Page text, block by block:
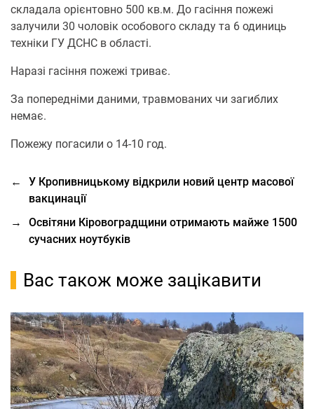
складала орієнтовно 500 кв.м. До гасіння пожежі
залучили 30 чоловік особового складу та 6 одиниць
техніки ГУ ДСНС в області.
Наразі гасіння пожежі триває.
За попередніми даними, травмованих чи загиблих
немає.
Пожежу погасили о 14-10 год.
←
У Кропивницькому відкрили новий центр масової
вакцинації
→
Освітяни Кіровоградщини отримають майже 1500
сучасних ноутбуків
Вас також може зацікавити